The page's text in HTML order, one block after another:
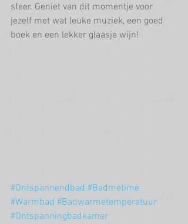
sfeer. Geniet van dit momentje voor
jezelf met wat leuke muziek, een goed
boek en een lekker glaasje wijn!
#Ontspannendbad #Badmetime
#Warmbad #Badwarmetemperatuur
#Ontspanningbadkamer